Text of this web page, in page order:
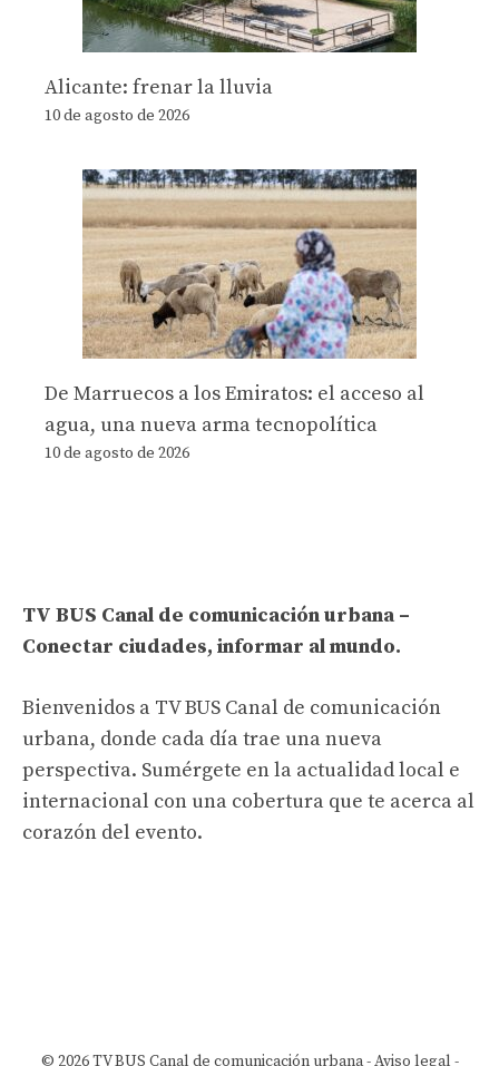
Alicante: frenar la lluvia
10 de agosto de 2026
De Marruecos a los Emiratos: el acceso al
agua, una nueva arma tecnopolítica
10 de agosto de 2026
TV BUS Canal de comunicación urbana –
Conectar ciudades, informar al mundo.
Bienvenidos a TV BUS Canal de comunicación
urbana, donde cada día trae una nueva
perspectiva. Sumérgete en la actualidad local e
internacional con una cobertura que te acerca al
corazón del evento.
© 2026 TV BUS Canal de comunicación urbana -Aviso legal -